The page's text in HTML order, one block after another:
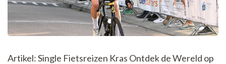
Artikel: Single Fietsreizen Kras Ontdek de Wereld op